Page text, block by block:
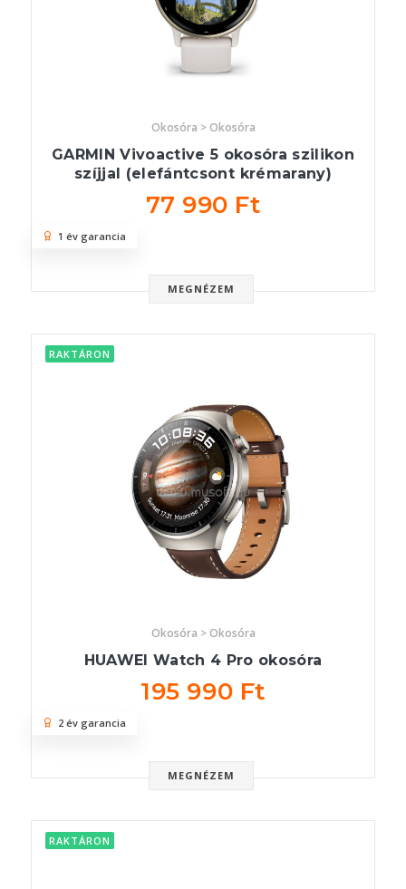
Okosóra > Okosóra
GARMIN Vivoactive 5 okosóra szilikon
szíjjal (elefántcsont krémarany)
77 990 Ft
MEGNÉZEM
1 év garancia
RAKTÁRON
Okosóra > Okosóra
HUAWEI Watch 4 Pro okosóra
195 990 Ft
MEGNÉZEM
2 év garancia
RAKTÁRON